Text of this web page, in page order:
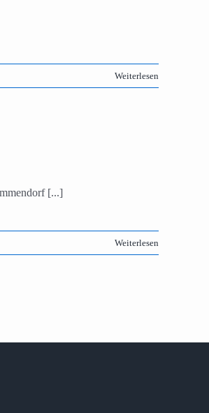
Weiterlesen
[...]
Weiterlesen